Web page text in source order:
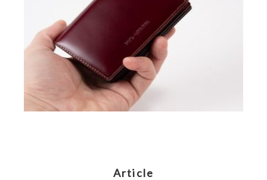
Article